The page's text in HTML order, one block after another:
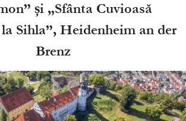
și „Sfânta Cuvioasă
Sihla”, Heidenheim an der
Brenz